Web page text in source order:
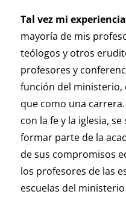
Tal vez mi
mayoría de mis
teólogos y otros
profesores y
función del ministerio,
que como una
con la fe y la iglesia,
formar parte de la
de sus compromisos
los profesores de las
escuelas del